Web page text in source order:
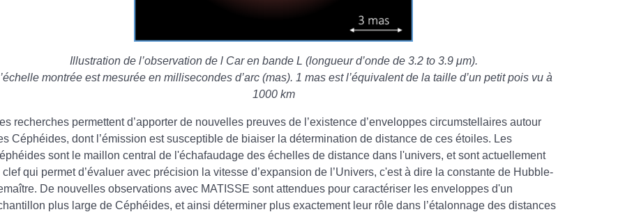
Illustration de l’observation de l Car en bande L (longueur d’onde de 3.2 to 3.9 μm).
montrée est mesurée en millisecondes d’arc (mas). 1 mas est l’équivalent de la taille d’un petit pois vu à
1000 km
recherches permettent d’apporter de nouvelles preuves de l’existence d’enveloppes circumstellaires autour
Céphéides, dont l’émission est susceptible de biaiser la détermination de distance de ces étoiles. Les
sont le maillon central de l'échafaudage des échelles de distance dans l'univers, et sont actuellement
clef qui permet d’évaluer avec précision la vitesse d’expansion de l’Univers, c'est à dire la constante de Hubble-
De nouvelles observations avec MATISSE sont attendues pour caractériser les enveloppes d'un
plus large de Céphéides, et ainsi déterminer plus exactement leur rôle dans l’étalonnage des distances